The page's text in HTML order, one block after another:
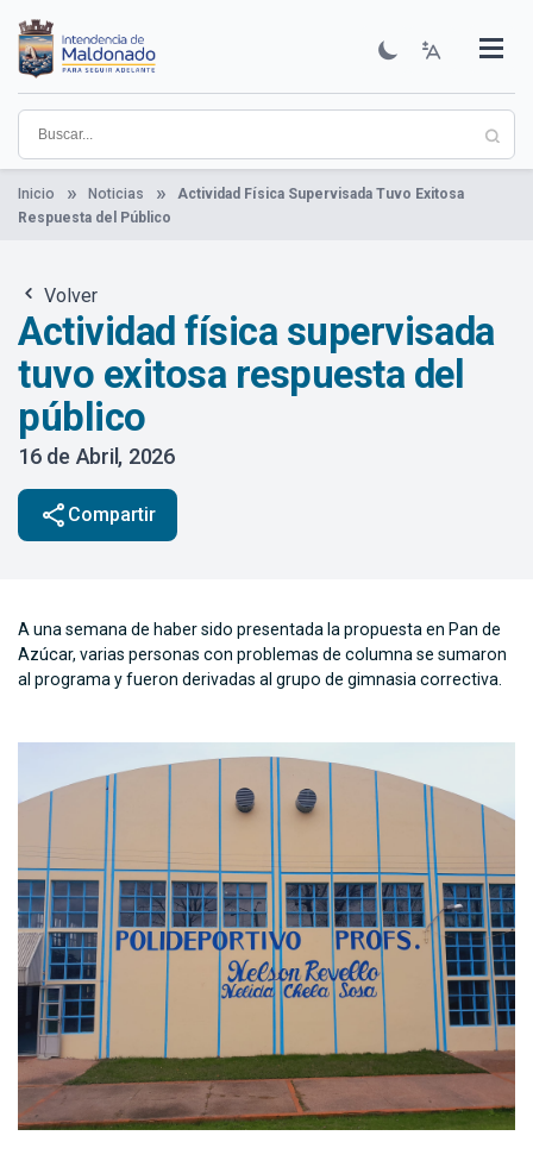
contenido
principal
Institucional
Municipios
Descubre Maldonado
Comunicación
Servicios
Guía De Trámites
Ver Noticias
Inicio Noticias
Actividad Física Supervisada Tuvo Exitosa
Respuesta del Público
Volver
Actividad física supervisada
tuvo exitosa respuesta del
público
16 de Abril, 2026
share Compartir
A una semana de haber sido presentada la propuesta en Pan de
Azúcar, varias personas con problemas de columna se sumaron
al programa y fueron derivadas al grupo de gimnasia correctiva.